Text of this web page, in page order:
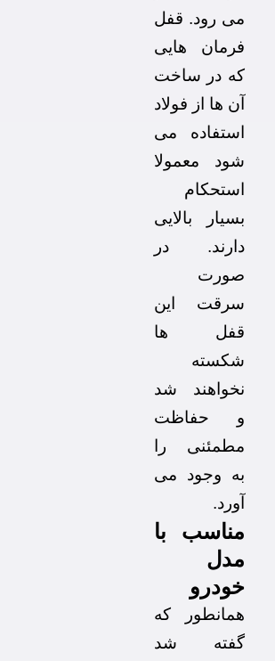
می رود. قفل
فرمان هایی
که در ساخت
آن ها از فولاد
استفاده می
شود معمولا
استحکام
بسیار بالایی
دارند. در
صورت
سرقت این
قفل ها
شکسته
نخواهند شد
و حفاظت
مطمئنی را
به وجود می
آورد.
مناسب با
مدل
خودرو
همانطور که
گفته شد